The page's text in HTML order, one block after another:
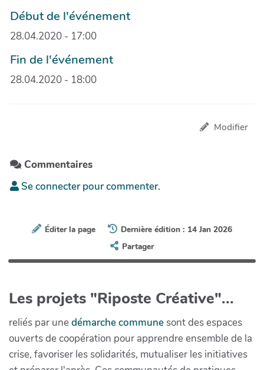
Début de l'événement
28.04.2020 - 17:00
Fin de l'événement
28.04.2020 - 18:00
Modifier
Commentaires
Se connecter pour commenter.
Éditer la page
Dernière édition : 14 Jan 2026
Partager
Les projets "Riposte Créative"...
reliés par unedémarche communesont des espaces
ouverts de coopération pour apprendre ensemble de la
crise, favoriser les solidarités, mutualiser les initiatives